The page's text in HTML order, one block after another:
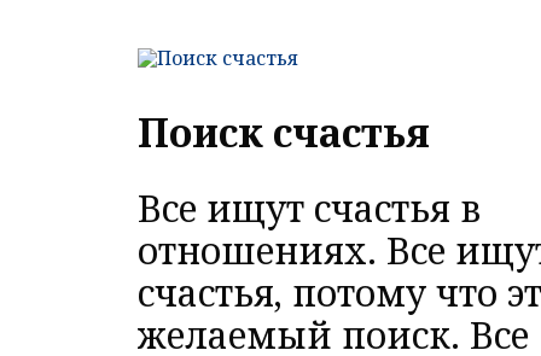
Поиск счастья
Все ищут счастья в
отношениях. Все
счастья, потому что
желаемый поиск. Все